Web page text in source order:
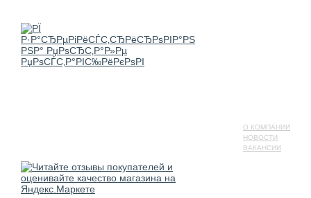
О КОМПАНИИ
НОВОСТИ
ВАКАНСИИ